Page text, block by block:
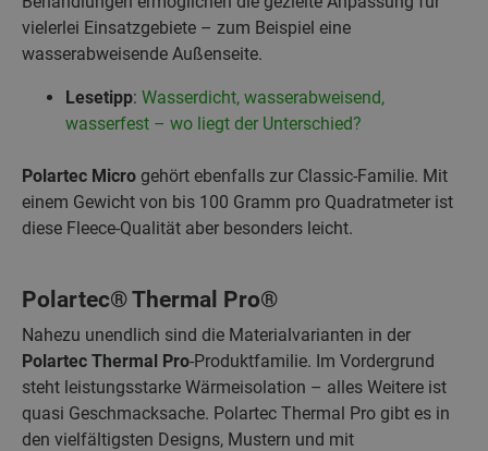
vielerlei Einsatzgebiete – zum Beispiel eine
wasserabweisende Außenseite.
Lesetipp: Wasserdicht, wasserabweisend,
wasserfest – wo liegt der Unterschied?
Polartec Micro gehört ebenfalls zur Classic-Familie. Mit
einem Gewicht von bis 100 Gramm pro Quadratmeter ist
diese Fleece-Qualität aber besonders leicht.
Polartec® Thermal Pro®
Nahezu unendlich sind die Materialvarianten in der
Polartec Thermal Pro-Produktfamilie. Im Vordergrund
steht leistungsstarke Wärmeisolation – alles Weitere ist
quasi Geschmacksache. Polartec Thermal Pro gibt es in
den vielfältigsten Designs, Mustern und mit